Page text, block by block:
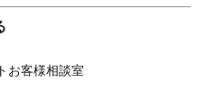
お客様相談室